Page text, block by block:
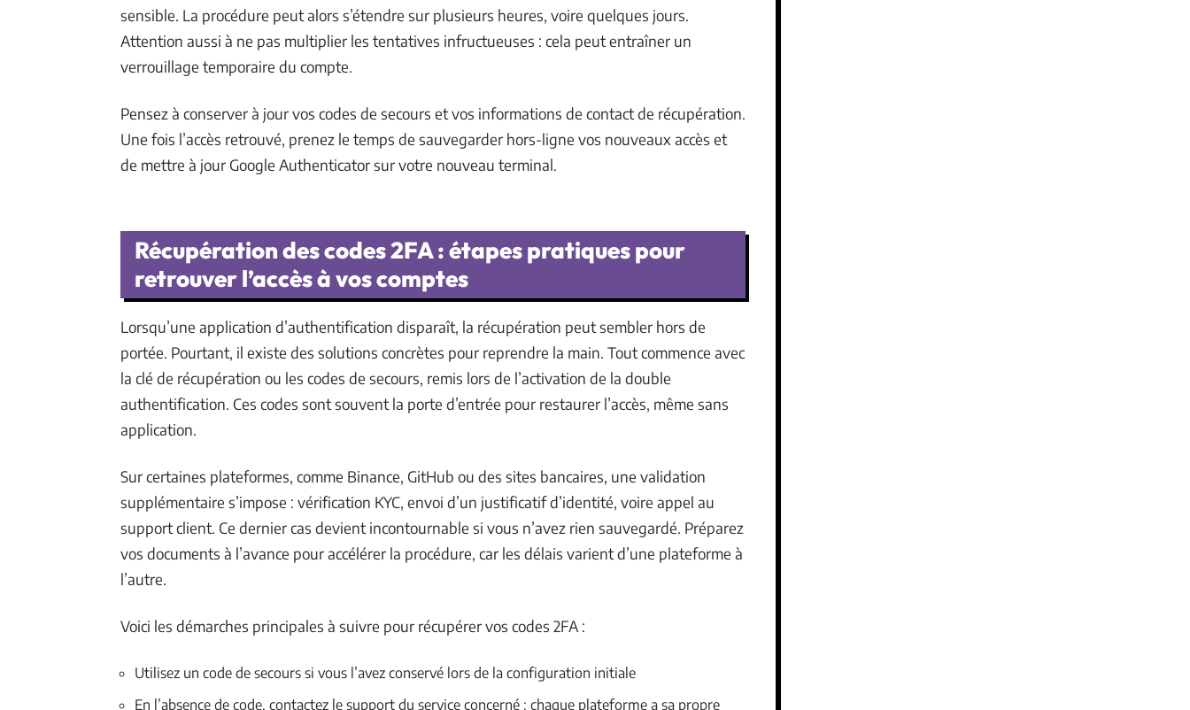
sensible. La procédure peut alors s’étendre sur plusieurs heures, voire quelques jours.
Attention aussi à ne pas multiplier les tentatives infructueuses : cela peut entraîner un
verrouillage temporaire du compte.
Pensez à conserver à jour vos codes de secours et vos informations de contact de récupération.
Une fois l’accès retrouvé, prenez le temps de sauvegarder hors-ligne vos nouveaux accès et
de mettre à jour Google Authenticator sur votre nouveau terminal.
Récupération des codes 2FA : étapes pratiques pour
retrouver l’accès à vos comptes
Lorsqu’une application d’authentification disparaît, la récupération peut sembler hors de
portée. Pourtant, il existe des solutions concrètes pour reprendre la main. Tout commence avec
la clé de récupération ou les codes de secours, remis lors de l’activation de la double
authentification. Ces codes sont souvent la porte d’entrée pour restaurer l’accès, même sans
application.
Sur certaines plateformes, comme Binance, GitHub ou des sites bancaires, une validation
supplémentaire s’impose : vérification KYC, envoi d’un justificatif d’identité, voire appel au
support client. Ce dernier cas devient incontournable si vous n’avez rien sauvegardé. Préparez
vos documents à l’avance pour accélérer la procédure, car les délais varient d’une plateforme à
l’autre.
Voici les démarches principales à suivre pour récupérer vos codes 2FA :
Utilisez un code de secours si vous l’avez conservé lors de la configuration initiale
En l’absence de code, contactez le support du service concerné : chaque plateforme a sa propre